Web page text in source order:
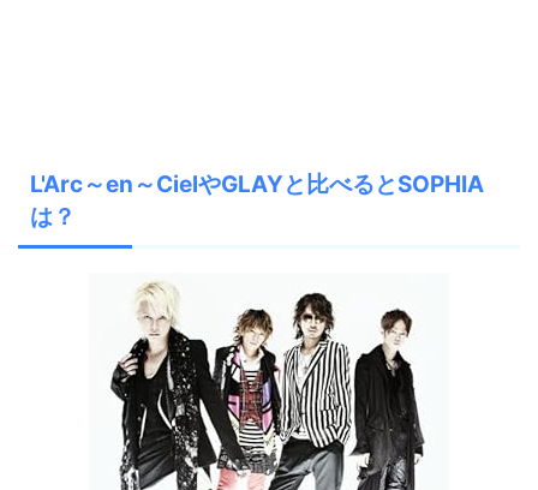
L'Arc～en～CielやGLAYと比べるとSOPHIA
は？